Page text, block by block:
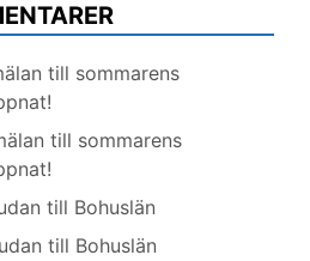
till sommarens
till sommarens
till Bohuslän
till Bohuslän